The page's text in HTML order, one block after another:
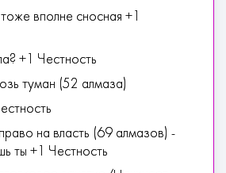
вполне сносная +1
+1 Честность
туман (52 алмаза)
на власть (69 алмазов) -
ты +1 Честность